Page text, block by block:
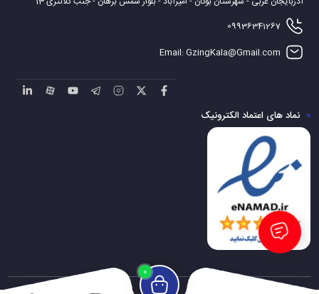
0
09936341267
Email: GzingKala@Gmail.com
نماد های اعتماد الکترونیک